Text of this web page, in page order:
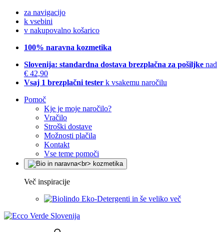
za navigacijo
k vsebini
v nakupovalno košarico
100% naravna kozmetika
Slovenija: standardna dostava brezplačna za pošiljke nad
€ 42,90
Vsaj 1 brezplačni tester k vsakemu naročilu
Pomoč
Kje je moje naročilo?
Vračilo
Stroški dostave
Možnosti plačila
Kontakt
Vse teme pomoči
Več inspiracije
Eko-Detergenti in še veliko več